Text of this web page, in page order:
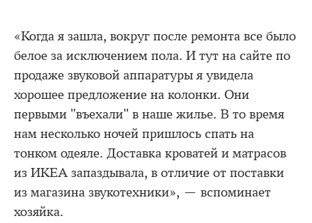
«Когда я зашла, вокруг после ремонта все было
белое за исключением пола. И тут на сайте по
продаже звуковой аппаратуры я увидела
хорошее предложение на колонки. Они
первыми "въехали" в наше жилье. В то время
нам несколько ночей пришлось спать на
тонком одеяле. Доставка кроватей и матрасов
из ИКЕА запаздывала, в отличие от поставки
из магазина звукотехники», — вспоминает
хозяйка.